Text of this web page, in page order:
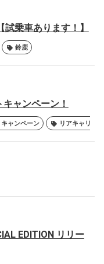
乗車あります！】
鈴鹿
ャンペーン！
キャンペーン
EDITION リリー